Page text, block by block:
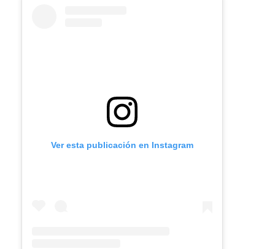
Ver esta publicación en Instagram